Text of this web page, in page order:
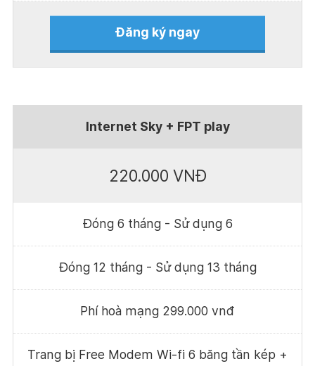
Đăng ký ngay
Internet Sky + FPT play
220.000 VNĐ
Đóng 6 tháng - Sử dụng 6
Đóng 12 tháng - Sử dụng 13 tháng
Phí hoà mạng 299.000 vnđ
Trang bị Free Modem Wi-fi 6 băng tần kép +